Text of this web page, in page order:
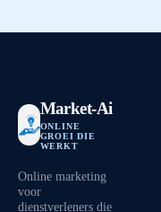
Market-Ai
ONLINE
GROEI DIE
WERKT
Online marketing
voor
dienstverleners die